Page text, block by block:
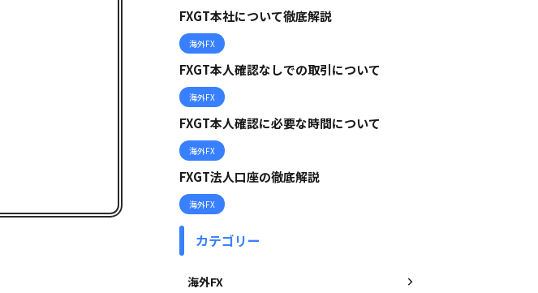
FXGT本社について徹底解説
海外FX
FXGT本人確認なしでの取引について
海外FX
FXGT本人確認に必要な時間について
海外FX
FXGT法人口座の徹底解説
海外FX
カテゴリー
海外FX